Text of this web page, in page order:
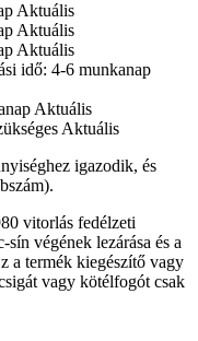
Aktuális
Aktuális
Aktuális
idő: 4-6 munkanap
Aktuális
Aktuális
igazodik, és
vitorlás fedélzeti
végének lezárása és a
a termék kiegészítő vagy
vagy kötélfogót csak